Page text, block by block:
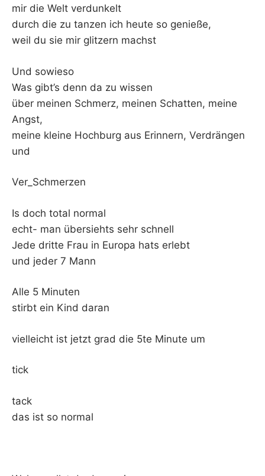
mir die Welt verdunkelt
durch die zu tanzen ich heute so genieße,
weil du sie mir glitzern machst
Und sowieso
Was gibt’s denn da zu wissen
über meinen Schmerz, meinen Schatten, meine
Angst,
meine kleine Hochburg aus Erinnern, Verdrängen
und
Ver_Schmerzen
Is doch total normal
echt- man übersiehts sehr schnell
Jede dritte Frau in Europa hats erlebt
und jeder 7 Mann
Alle 5 Minuten
stirbt ein Kind daran
vielleicht ist jetzt grad die 5te Minute um
tick
tack
das ist so normal